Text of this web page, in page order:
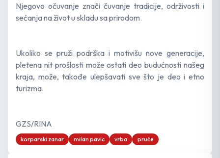
Njegovo očuvanje znači čuvanje tradicije, održivosti i
sećanja na život u skladu sa prirodom.
Ukoliko se pruži podrška i motivišu nove generacije,
pletena nit prošlosti može ostati deo budućnosti našeg
kraja, može, takođe ulepšavati sve što je deo i etno
turizma.
GZS/RINA
korparski zanar milan pavic vrba pruće